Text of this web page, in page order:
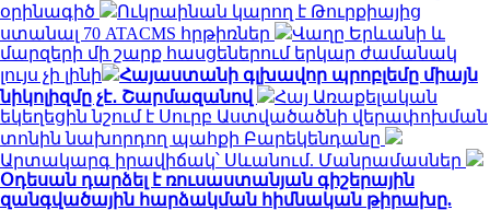
օրինագիծ
Ուկրաինան կարող է Թուրքիայից
ստանալ 70 ATACMS հրթիռներ
Վաղը Երևանի և
մարզերի մի շարք հասցեներում երկար ժամանակ
լույս չի լինի
Հայաստանի գլխավոր պրոբլեմը միայն
նիկոլիզմը չէ․ Շարմազանով
Հայ Առաքելական
եկեղեցին նշում է Սուրբ Աստվածածնի վերափոխման
տոնին նախորդող պահքի Բարեկենդանը
Արտակարգ իրավիճակ՝ Սևանում. Մանրամասներ
Օդեսան դարձել է ռուսաստանյան գիշերային
զանգվածային հարձակման հիմնական թիրախը.